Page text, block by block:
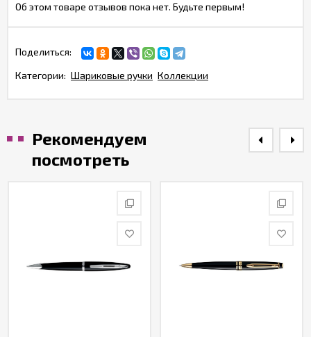
Об этом товаре отзывов пока нет. Будьте первым!
Поделиться:
Категории: Шариковые ручки Коллекции
Рекомендуем
посмотреть